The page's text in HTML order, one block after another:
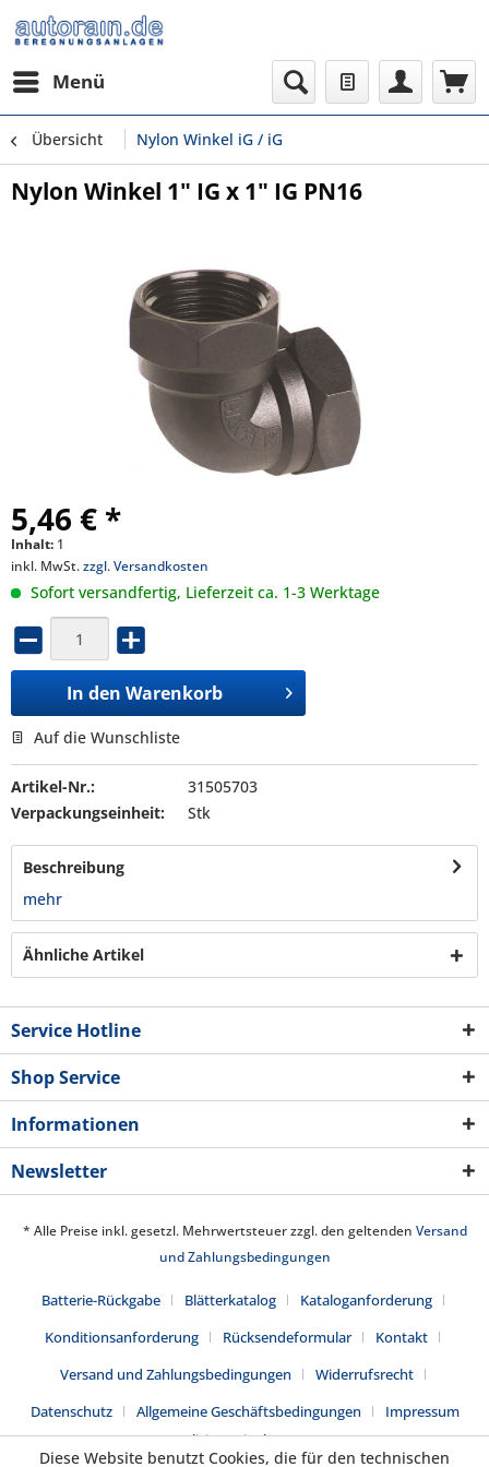
Menü
Übersicht Nylon Winkel iG / iG
Nylon Winkel 1" IG x 1" IG PN16
5,46 € *
Inhalt: 1
inkl. MwSt.zzgl. Versandkosten
Sofort versandfertig, Lieferzeit ca. 1-3 Werktage
In den Warenkorb
Auf die Wunschliste
Artikel-Nr.:
31505703
Verpackungseinheit:
Stk
Beschreibung
mehr
Ähnliche Artikel
Service Hotline
Shop Service
Informationen
Newsletter
* Alle Preise inkl. gesetzl. Mehrwertsteuer zzgl. den geltenden Versand
und Zahlungsbedingungen
Batterie-Rückgabe Blätterkatalog
Kataloganforderung
Konditionsanforderung
Rücksendeformular
Kontakt
Versand und Zahlungsbedingungen
Widerrufsrecht
Datenschutz
Allgemeine Geschäftsbedingungen
Impressum
Realisiert mit Shopware
Diese Website benutzt Cookies, die für den technischen